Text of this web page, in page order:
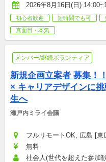
2026年8月16日(日)
初心者歓迎 短時間でも可
真面目・本気
メンバー/継続ボランティア
新規企画立案者 募集！
× キャリアデザインに
生へ
瀬戸内ミライ会議
フルリモートOK, 広島 [東
無料
社会人(世代を超えた参加